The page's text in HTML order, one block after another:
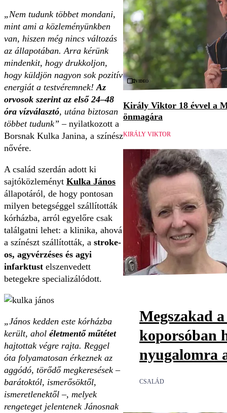
„Nem tudunk többet mondani,
mint ami a közleményünkben
van, hiszen még nincs változás
az állapotában. Arra kérünk
mindenkit, hogy drukkoljon,
hogy küldjön nagyon sok pozitív
energiát a testvéremnek!Az
orvosok szerint az első 24–48
óra vízválasztó, utána biztosan
többet tudunk” – nyilatkozott a
Borsnak Kulka Janina, a színész
nővére.
A család szerdán adott ki
sajtóközleményt Kulka János
állapotáról, de hogy pontosan
milyen betegséggel szállították
kórházba, arról egyelőre csak
találgatni lehet: a klinika, ahová
a színészt szállították, a stroke-
os, agyvérzéses és agyi
infarktust elszenvedett
betegekre specializálódott.
„János kedden este kórházba
került, ahol életmentő műtétet
hajtottak végre rajta. Reggel
óta folyamatosan érkeznek az
aggódó, törődő megkeresések –
barátoktól, ismerősöktől,
ismeretlenektől –, melyek
rengeteget jelentenek Jánosnak
Videó
Király Viktor 18 évvel a
önmagára
KIRÁLY VIKTOR
Megszakad
koporsóban
nyugalomra
CSALÁD